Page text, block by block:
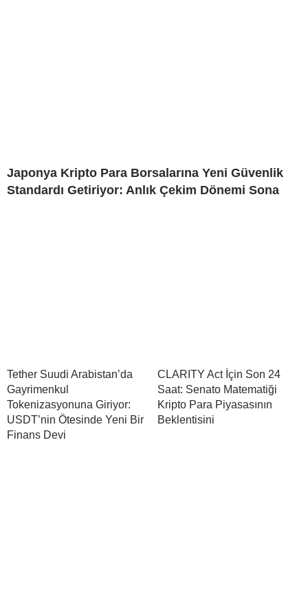
Japonya Kripto Para Borsalarına Yeni Güvenlik
Standardı Getiriyor: Anlık Çekim Dönemi Sona
Tether Suudi Arabistan’da
Gayrimenkul
Tokenizasyonuna Giriyor:
USDT’nin Ötesinde Yeni Bir
Finans Devi
CLARITY Act İçin Son 24
Saat: Senato Matematiği
Kripto Para Piyasasının
Beklentisini